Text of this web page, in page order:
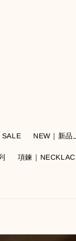
SALE NEW｜新品
項鍊｜